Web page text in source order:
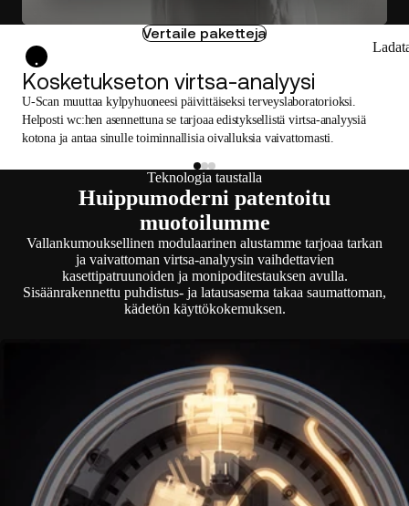
Vertaile paketteja
Kosketukseton virtsa-analyysi
U-Scan muuttaa kylpyhuoneesi päivittäiseksi terveyslaboratorioksi.
Helposti wc:hen asennettuna se tarjoaa edistyksellistä virtsa-analyysiä
kotona ja antaa sinulle toiminnallisia oivalluksia vaivattomasti.
Teknologia taustalla
Huippumoderni patentoitu
muotoilumme
Vallankumouksellinen modulaarinen alustamme tarjoaa tarkan
ja vaivattoman virtsa-analyysin vaihdettavien
kasettipatruunoiden ja monipoditestauksen avulla.
Sisäänrakennettu puhdistus- ja latausasema takaa saumattoman,
kädetön käyttökokemuksen.